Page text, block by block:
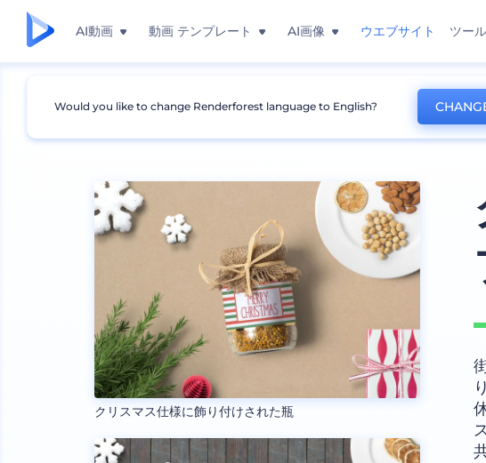
AI動画 動画 テンプレート AI画像 ウエブサイト ツール
モックアップ 印刷物 はがきのモックアップ
クリスマス仕様に飾り付けされた瓶
Would you like to change Renderforest language to English?